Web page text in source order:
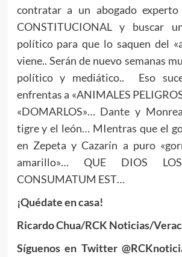
contratar a un abogado experto
CONSTITUCIONAL y buscar
político para que lo saquen del
viene.. Serán de nuevo semanas
político y mediático.. Eso
enfrentas a «ANIMALES
«DOMARLOS»… Dante y
tigre y el león… MIentras que el
en Zepeta y Cazarín a puro
amarillo»… QUE DIOS
CONSUMATUM EST…
¡Quédate en casa!
Ricardo Chua/RCK Noticias/
Síguenos en Twitter